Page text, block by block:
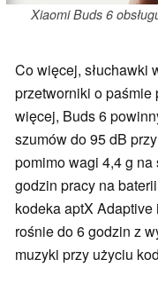
Xiaomi Buds 6
Co więcej, słuchawki
przetworniki o
więcej, Buds 6
szumów do 95 dB
pomimo wagi 4,4 g na
godzin pracy na
kodeka aptX Adaptive
rośnie do 6 godzin z
muzyki przy użyciu